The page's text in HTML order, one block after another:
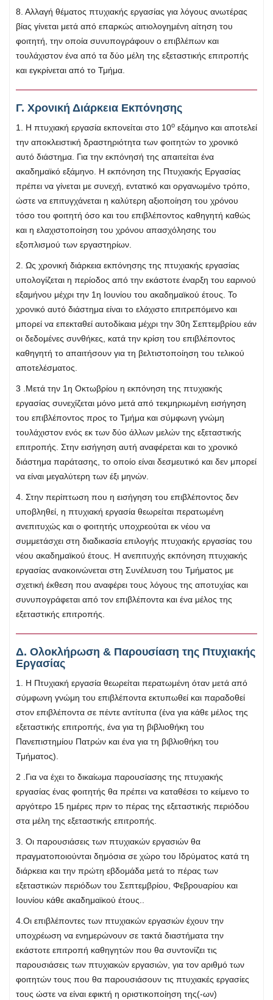
8. Αλλαγή θέματος πτυχιακής εργασίας για λόγους ανωτέρας
βίας γίνεται μετά από επαρκώς αιτιολογημένη αίτηση του
φοιτητή, την οποία συνυπογράφουν ο επιβλέπων και
τουλάχιστον ένα από τα δύο μέλη της εξεταστικής επιτροπής
και εγκρίνεται από το Τμήμα.
Γ. Χρονική Διάρκεια Εκπόνησης
1. Η πτυχιακή εργασία εκπονείται στο 10ο εξάμηνο και αποτελεί
την αποκλειστική δραστηριότητα των φοιτητών το χρονικό
αυτό διάστημα. Για την εκπόνησή της απαιτείται ένα
ακαδημαϊκό εξάμηνο. Η εκπόνηση της Πτυχιακής Εργασίας
πρέπει να γίνεται με συνεχή, εντατικό και οργανωμένο τρόπο,
ώστε να επιτυγχάνεται η καλύτερη αξιοποίηση του χρόνου
τόσο του φοιτητή όσο και του επιβλέποντος καθηγητή καθώς
και η ελαχιστοποίηση του χρόνου απασχόλησης του
εξοπλισμού των εργαστηρίων.
2. Ως χρονική διάρκεια εκπόνησης της πτυχιακής εργασίας
υπολογίζεται η περίοδος από την εκάστοτε έναρξη του εαρινού
εξαμήνου μέχρι την 1η Ιουνίου του ακαδημαϊκού έτους. Το
χρονικό αυτό διάστημα είναι το ελάχιστο επιτρεπόμενο και
μπορεί να επεκταθεί αυτοδίκαια μέχρι την 30η Σεπτεμβρίου εάν
οι δεδομένες συνθήκες, κατά την κρίση του επιβλέποντος
καθηγητή το απαιτήσουν για τη βελτιστοποίηση του τελικού
αποτελέσματος.
3 .Μετά την 1η Οκτωβρίου η εκπόνηση της πτυχιακής
εργασίας συνεχίζεται μόνο μετά από τεκμηριωμένη εισήγηση
του επιβλέποντος προς το Τμήμα και σύμφωνη γνώμη
τουλάχιστον ενός εκ των δύο άλλων μελών της εξεταστικής
επιτροπής. Στην εισήγηση αυτή αναφέρεται και το χρονικό
διάστημα παράτασης, το οποίο είναι δεσμευτικό και δεν μπορεί
να είναι μεγαλύτερη των έξι μηνών.
4. Στην περίπτωση που η εισήγηση του επιβλέποντος δεν
υποβληθεί, η πτυχιακή εργασία θεωρείται περατωμένη
ανεπιτυχώς και ο φοιτητής υποχρεούται εκ νέου να
συμμετάσχει στη διαδικασία επιλογής πτυχιακής εργασίας του
νέου ακαδημαϊκού έτους. Η ανεπιτυχής εκπόνηση πτυχιακής
εργασίας ανακοινώνεται στη Συνέλευση του Τμήματος με
σχετική έκθεση που αναφέρει τους λόγους της αποτυχίας και
συνυπογράφεται από τον επιβλέποντα και ένα μέλος της
εξεταστικής επιτροπής.
Δ. Ολοκλήρωση & Παρουσίαση της Πτυχιακής
Εργασίας
1. Η Πτυχιακή εργασία θεωρείται περατωμένη όταν μετά από
σύμφωνη γνώμη του επιβλέποντα εκτυπωθεί και παραδοθεί
στον επιβλέποντα σε πέντε αντίτυπα (ένα για κάθε μέλος της
εξεταστικής επιτροπής, ένα για τη βιβλιοθήκη του
Πανεπιστημίου Πατρών και ένα για τη βιβλιοθήκη του
Τμήματος).
2 .Για να έχει το δικαίωμα παρουσίασης της πτυχιακής
εργασίας ένας φοιτητής θα πρέπει να καταθέσει το κείμενο το
αργότερο 15 ημέρες πριν το πέρας της εξεταστικής περιόδου
στα μέλη της εξεταστικής επιτροπής.
3. Οι παρουσιάσεις των πτυχιακών εργασιών θα
πραγματοποιούνται δημόσια σε χώρο του Ιδρύματος κατά τη
διάρκεια και την πρώτη εβδομάδα μετά το πέρας των
εξεταστικών περιόδων του Σεπτεμβρίου, Φεβρουαρίου και
Ιουνίου κάθε ακαδημαϊκού έτους..
4.Οι επιβλέποντες των πτυχιακών εργασιών έχουν την
υποχρέωση να ενημερώνουν σε τακτά διαστήματα την
εκάστοτε επιτροπή καθηγητών που θα συντονίζει τις
παρουσιάσεις των πτυχιακών εργασιών, για τον αριθμό των
φοιτητών τους που θα παρουσιάσουν τις πτυχιακές εργασίες
τους ώστε να είναι εφικτή η οριστικοποίηση της(-ων)